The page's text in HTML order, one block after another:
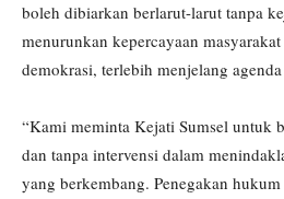
boleh dibiarkan berlarut-larut tanpa
menurunkan kepercayaan
demokrasi, terlebih menjelang
“Kami meminta Kejati Sumsel untuk
dan tanpa intervensi dalam
yang berkembang. Penegakan